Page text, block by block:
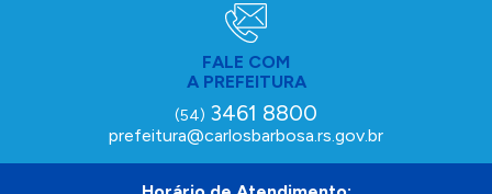
FALE COM
A PREFEITURA
(54) 3461 8800
prefeitura@carlosbarbosa.rs.gov.br